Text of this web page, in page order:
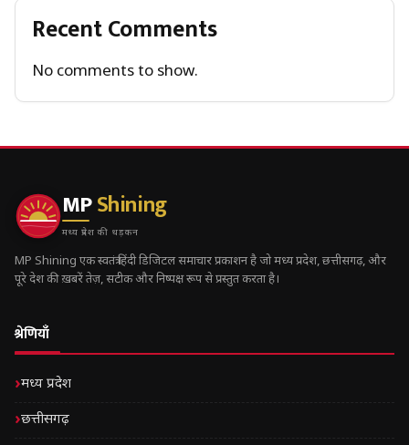
Recent Comments
No comments to show.
MPShining
मध्य प्रदेश की धड़कन
MP Shining एक स्वतंत्र हिंदी डिजिटल समाचार प्रकाशन है जो मध्य प्रदेश, छत्तीसगढ़, और
पूरे देश की ख़बरें तेज़, सटीक और निष्पक्ष रूप से प्रस्तुत करता है।
श्रेणियाँ
मध्य प्रदेश
छत्तीसगढ़